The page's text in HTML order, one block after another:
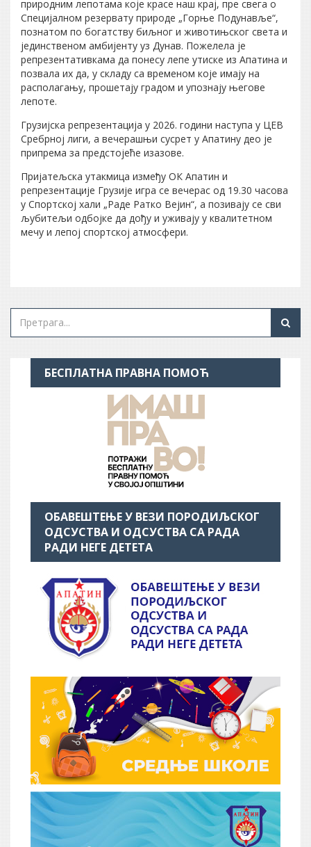
природним лепотама које красе наш крај, пре свега о
Специјалном резервату природе „Горње Подунавље“,
познатом по богатству биљног и животињског света и
јединственом амбијенту уз Дунав. Пожелела је
репрезентативкама да понесу лепе утиске из Апатина и
позвала их да, у складу са временом које имају на
располагању, прошетају градом и упознају његове
лепоте.
Грузијска репрезентација у 2026. години наступа у ЦЕВ
Сребрној лиги, а вечерашњи сусрет у Апатину део је
припрема за предстојеће изазове.
Пријатељска утакмица између ОК Апатин и
репрезентације Грузије игра се вечерас од 19.30 часова
у Спортској хали „Раде Ратко Вејин“, а позивају се сви
љубитељи одбојке да дођу и уживају у квалитетном
мечу и лепој спортској атмосфери.
БЕСПЛАТНА ПРАВНА ПОМОЋ
ОБАВЕШТЕЊЕ У ВЕЗИ ПОРОДИЉСКОГ
ОДСУСТВА И ОДСУСТВА СА РАДА
РАДИ НЕГЕ ДЕТЕТА